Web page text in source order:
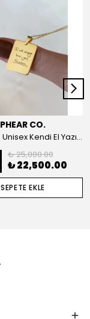
PHEAR CO.
14K ALTIN | Unisex Kendi El Yazın ile İstediğini Yazdır Plaka Kolye
₺ 25,000.00
₺ 22,500.00
SEPETE EKLE